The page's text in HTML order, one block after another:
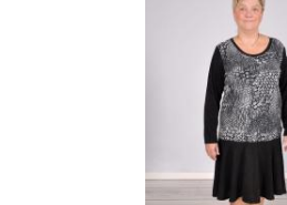
do koszyka